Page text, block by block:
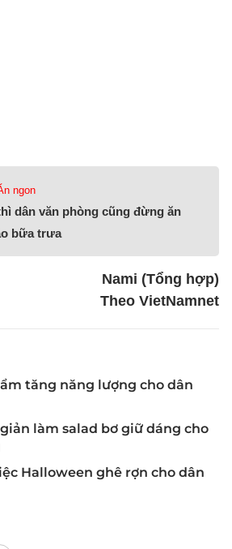
ngon
dân văn phòng cũng đừng ăn
bữa trưa
Nami (Tổng hợp)
Theo VietNamnet
tăng năng lượng cho dân
làm salad bơ giữ dáng cho
Halloween ghê rợn cho dân